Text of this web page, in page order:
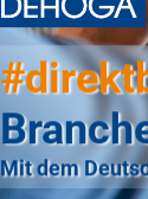
Mit dem